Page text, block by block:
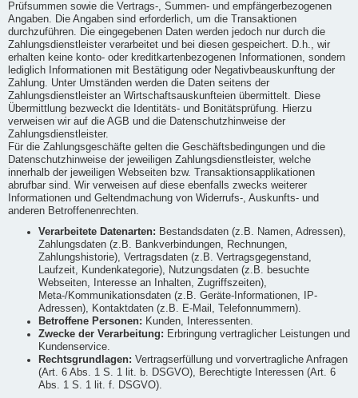
Prüfsummen sowie die Vertrags-, Summen- und empfängerbezogenen
Angaben. Die Angaben sind erforderlich, um die Transaktionen
durchzuführen. Die eingegebenen Daten werden jedoch nur durch die
Zahlungsdienstleister verarbeitet und bei diesen gespeichert. D.h., wir
erhalten keine konto- oder kreditkartenbezogenen Informationen, sondern
lediglich Informationen mit Bestätigung oder Negativbeauskunftung der
Zahlung. Unter Umständen werden die Daten seitens der
Zahlungsdienstleister an Wirtschaftsauskunfteien übermittelt. Diese
Übermittlung bezweckt die Identitäts- und Bonitätsprüfung. Hierzu
verweisen wir auf die AGB und die Datenschutzhinweise der
Zahlungsdienstleister.
Für die Zahlungsgeschäfte gelten die Geschäftsbedingungen und die
Datenschutzhinweise der jeweiligen Zahlungsdienstleister, welche
innerhalb der jeweiligen Webseiten bzw. Transaktionsapplikationen
abrufbar sind. Wir verweisen auf diese ebenfalls zwecks weiterer
Informationen und Geltendmachung von Widerrufs-, Auskunfts- und
anderen Betroffenenrechten.
Verarbeitete Datenarten: Bestandsdaten (z.B. Namen, Adressen),
Zahlungsdaten (z.B. Bankverbindungen, Rechnungen,
Zahlungshistorie), Vertragsdaten (z.B. Vertragsgegenstand,
Laufzeit, Kundenkategorie), Nutzungsdaten (z.B. besuchte
Webseiten, Interesse an Inhalten, Zugriffszeiten),
Meta-/Kommunikationsdaten (z.B. Geräte-Informationen, IP-
Adressen), Kontaktdaten (z.B. E-Mail, Telefonnummern).
Betroffene Personen: Kunden, Interessenten.
Zwecke der Verarbeitung: Erbringung vertraglicher Leistungen und
Kundenservice.
Rechtsgrundlagen: Vertragserfüllung und vorvertragliche Anfragen
(Art. 6 Abs. 1 S. 1 lit. b. DSGVO), Berechtigte Interessen (Art. 6
Abs. 1 S. 1 lit. f. DSGVO).